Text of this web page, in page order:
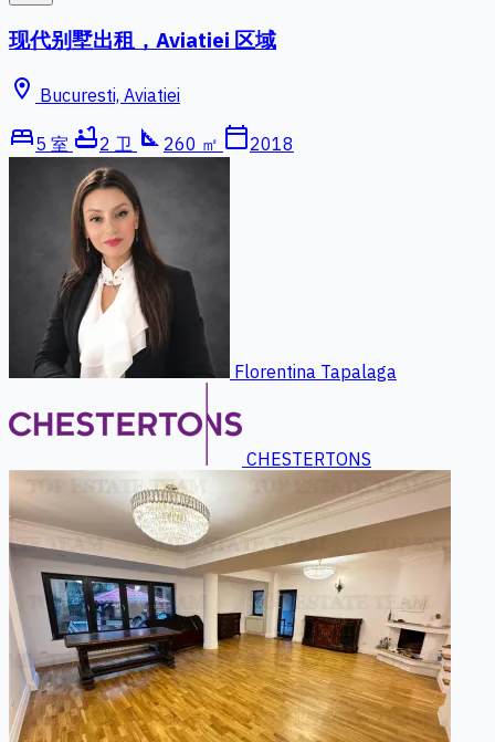
现代别墅出租，Aviatiei 区域
location_on Bucuresti, Aviatiei
bed5 室 bathtub2 卫 square_foot 260 ㎡ calendar_today2018
Florentina Tapalaga
CHESTERTONS